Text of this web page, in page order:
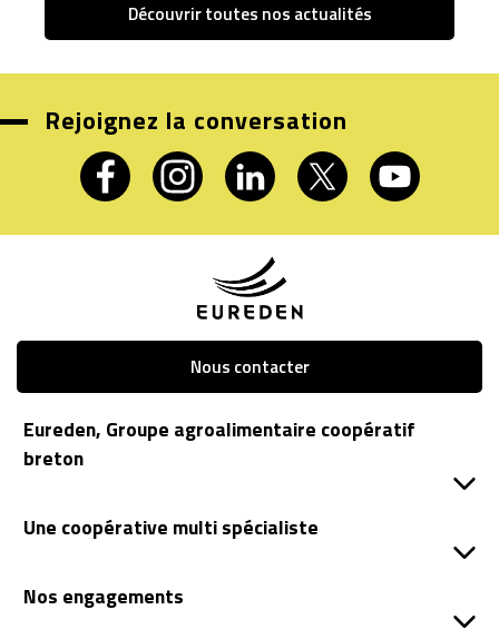
Découvrir toutes nos actualités
Rejoignez la conversation
Nous contacter
Eureden, Groupe agroalimentaire coopératif
breton
Une coopérative multi spécialiste
Nos engagements